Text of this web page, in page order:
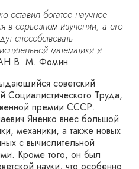
оставил богатое научное
в серьезном изучении, а его
способствовать
математики и
В. М. Фомин
советский
Социалистического Труда,
премии СССР.
Яненко внес большой
механики, а также новых
с вычислительной
Кроме того, он был